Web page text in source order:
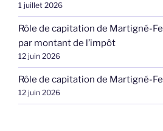
1 juillet 2026
Rôle de capitation de Martigné-
par montant de l’impôt
12 juin 2026
Rôle de capitation de Martigné-
12 juin 2026